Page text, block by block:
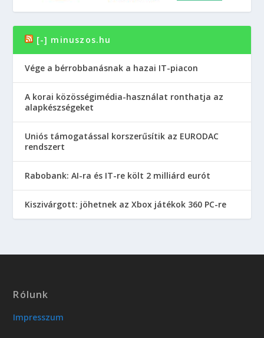
[-] minuszos.hu
Vége a bérrobbanásnak a hazai IT-piacon
A korai közösségimédia-használat ronthatja az
alapkészségeket
Uniós támogatással korszerűsítik az EURODAC
rendszert
Rabobank: AI-ra és IT-re költ 2 milliárd eurót
Kiszivárgott: jöhetnek az Xbox játékok 360 PC-re
Rólunk
Impresszum